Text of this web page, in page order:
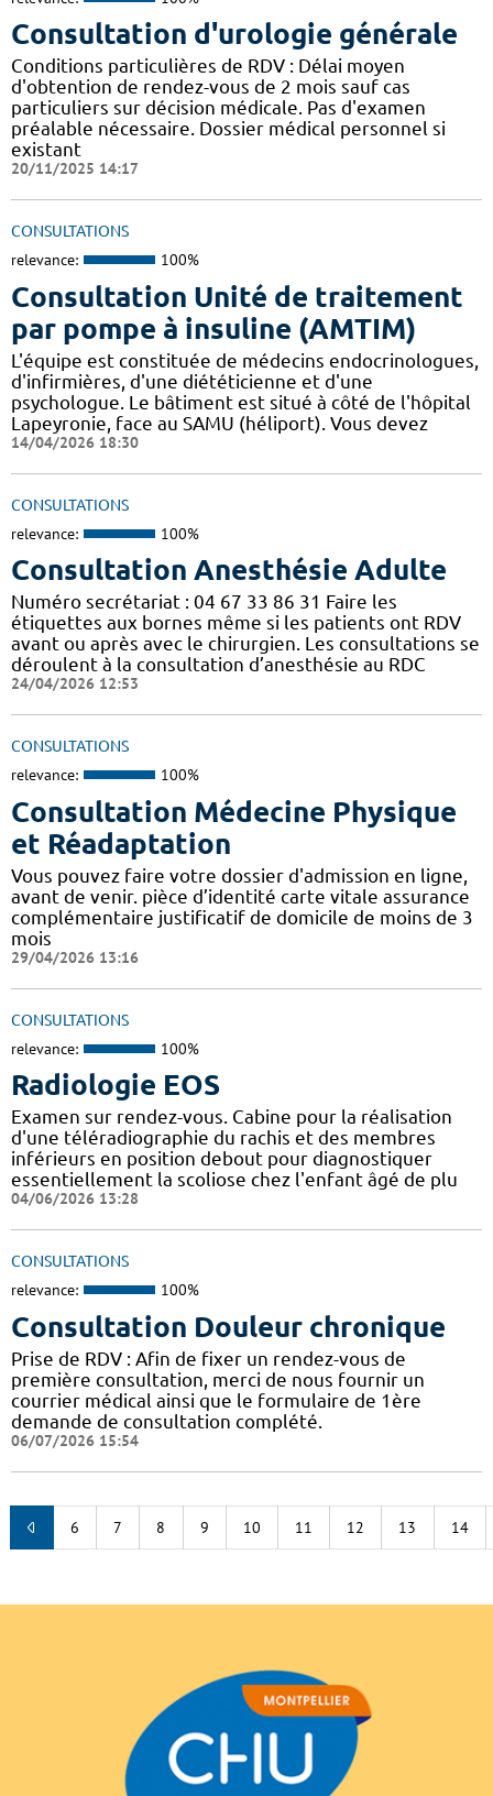
Consultation d'urologie générale
Conditions particulières de RDV : Délai moyen
d'obtention de rendez-vous de 2 mois sauf cas
particuliers sur décision médicale. Pas d'examen
préalable nécessaire. Dossier médical personnel si
existant
20/11/2025 14:17
CONSULTATIONS
relevance: 100%
Consultation Unité de traitement
par pompe à insuline (AMTIM)
L'équipe est constituée de médecins endocrinologues,
d'infirmières, d'une diététicienne et d'une
psychologue. Le bâtiment est situé à côté de l'hôpital
Lapeyronie, face au SAMU (héliport). Vous devez
14/04/2026 18:30
CONSULTATIONS
relevance: 100%
Consultation Anesthésie Adulte
Numéro secrétariat : 04 67 33 86 31 Faire les
étiquettes aux bornes même si les patients ont RDV
avant ou après avec le chirurgien. Les consultations se
déroulent à la consultation d’anesthésie au RDC
24/04/2026 12:53
CONSULTATIONS
relevance: 100%
Consultation Médecine Physique
et Réadaptation
Vous pouvez faire votre dossier d'admission en ligne,
avant de venir. pièce d’identité carte vitale assurance
complémentaire justificatif de domicile de moins de 3
mois
29/04/2026 13:16
CONSULTATIONS
relevance: 100%
Radiologie EOS
Examen sur rendez-vous. Cabine pour la réalisation
d'une téléradiographie du rachis et des membres
inférieurs en position debout pour diagnostiquer
essentiellement la scoliose chez l'enfant âgé de plu
04/06/2026 13:28
CONSULTATIONS
relevance: 100%
Consultation Douleur chronique
Prise de RDV : Afin de fixer un rendez-vous de
première consultation, merci de nous fournir un
courrier médical ainsi que le formulaire de 1ère
demande de consultation complété.
06/07/2026 15:54
6 7 8 9 10 11 12 13 14